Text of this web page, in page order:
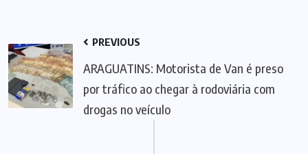
PREVIOUS
ARAGUATINS: Motorista de Van é preso
por tráfico ao chegar à rodoviária com
drogas no veículo